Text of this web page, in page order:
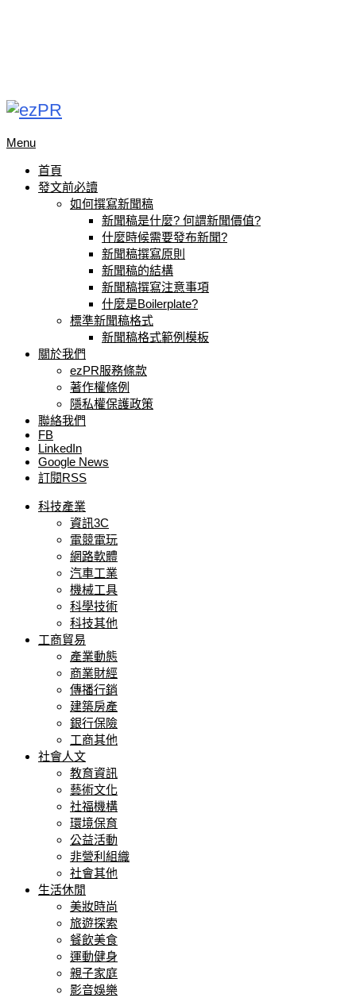
Menu
首頁
發文前必讀
如何撰寫新聞稿
新聞稿是什麼? 何謂新聞價值?
什麼時候需要發布新聞?
新聞稿撰寫原則
新聞稿的結構
新聞稿撰寫注意事項
什麼是Boilerplate?
標準新聞稿格式
新聞稿格式範例模板
關於我們
ezPR服務條款
著作權條例
隱私權保護政策
聯絡我們
FB
LinkedIn
Google News
訂閱RSS
科技產業
資訊3C
電競電玩
網路軟體
汽車工業
機械工具
科學技術
科技其他
工商貿易
產業動態
商業財經
傳播行銷
建築房產
銀行保險
工商其他
社會人文
教育資訊
藝術文化
社福機構
環境保育
公益活動
非營利組織
社會其他
生活休閒
美妝時尚
旅遊探索
餐飲美食
運動健身
親子家庭
影音娛樂